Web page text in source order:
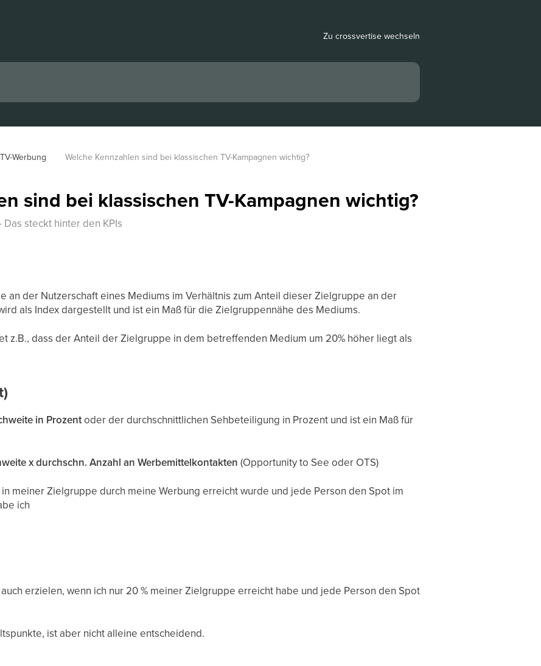
Zu crossvertise wechseln
Werbung Welche Kennzahlen sind bei klassischen TV-Kampagnen wichtig?
sind bei klassischen TV-Kampagnen wichtig?
Das steckt hinter den KPIs
an der Nutzerschaft eines Mediums im Verhältnis zum Anteil dieser Zielgruppe an der
als Index dargestellt und ist ein Maß für die Zielgruppennähe des Mediums.
z.B., dass der Anteil der Zielgruppe in dem betreffenden Medium um 20% höher liegt als
in Prozentoder der durchschnittlichen Sehbeteiligung in Prozent und ist ein Maß für
x durchschn. Anzahl an Werbemittelkontakten (Opportunity to See oder OTS)
meiner Zielgruppe durch meine Werbung erreicht wurde und jede Person den Spot im
ich
erzielen, wenn ich nur 20 % meiner Zielgruppe erreicht habe und jede Person den Spot
ist aber nicht alleine entscheidend.